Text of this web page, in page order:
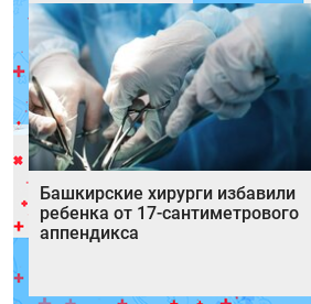
Башкирские хирурги избавили
ребенка от 17‑сантиметрового
аппендикса